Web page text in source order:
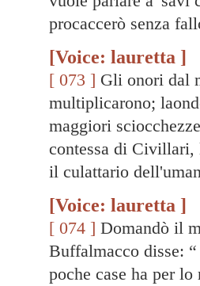
procaccerò senza
[Voice: lauretta ]
[ 073 ] Gli onori dal
multiplicarono;
maggiori
contessa di Civillari,
il culattario
[Voice: lauretta ]
[ 074 ] Domandò il
Buffalmacco disse:
poche case ha per